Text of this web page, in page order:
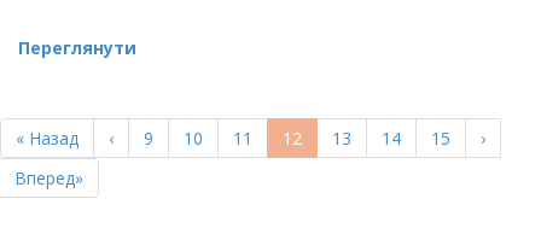
Переглянути
НА
СТОРІНКИ
Перша
сторінка
« Назад
Попередня
сторінка
‹ Page
9 Page
10 Page
11
Поточна
сторінка
12 Page
13 Page
14 Page
15
›
Остання
сторінка
Вперед»